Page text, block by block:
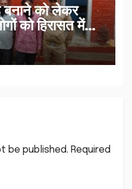
बनाने को लेकर
को हिरासत में
be published. Required